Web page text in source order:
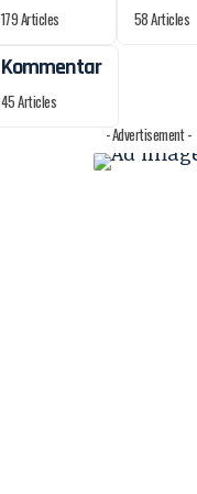
179 Articles 58 Articles
Kommentar
45 Articles
- Advertisement -